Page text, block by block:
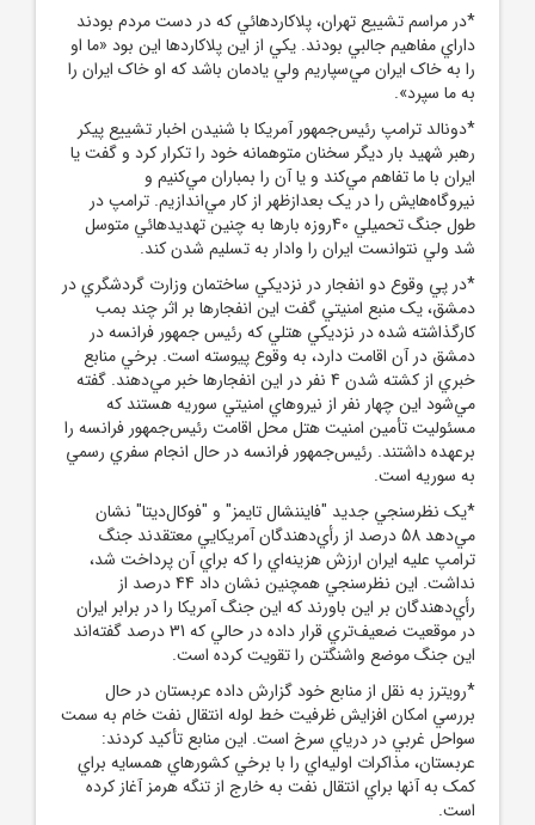
*در مراسم تشييع تهران، پلاکاردهائي که در دست مردم بودند
داراي مفاهيم جالبي بودند. يکي از اين پلاکاردها اين بود «ما او
را به خاک ايران مي‌سپاريم ولي يادمان باشد که او خاک ايران را
به ما سپرد».
*دونالد ترامپ رئيس‌جمهور آمريکا با شنيدن اخبار تشييع پيکر
رهبر شهيد بار ديگر سخنان متوهمانه خود را تکرار کرد و گفت يا
ايران با ما تفاهم مي‌کند و يا آن را بمباران مي‌کنيم و
نيروگاه‌هايش را در يک بعدازظهر از کار مي‌اندازيم. ترامپ در
طول جنگ تحميلي 40روزه بارها به چنين تهديدهائي متوسل
شد ولي نتوانست ايران را وادار به تسليم شدن کند.
*در پي وقوع دو انفجار در نزديکي ساختمان وزارت گردشگري در
دمشق، يک منبع امنيتي گفت اين انفجارها بر اثر چند بمب
کارگذاشته‌ شده در نزديکي هتلي که رئيس ‌جمهور فرانسه در
دمشق در آن اقامت دارد، به وقوع پيوسته است. برخي منابع
خبري از کشته شدن 4 نفر در اين انفجارها خبر مي‌دهند. گفته
مي‌شود اين چهار نفر از نيروهاي امنيتي سوريه هستند که
مسئوليت تأمين امنيت هتل محل اقامت رئيس‌جمهور فرانسه را
برعهده داشتند. رئيس‌جمهور فرانسه در حال انجام سفري رسمي
به سوريه است.
*يک نظرسنجي جديد "فايننشال تايمز" و "فوکال‌ديتا" نشان
مي‌دهد 58 درصد از رأي‌دهندگان آمريکايي معتقدند جنگ
ترامپ عليه ايران ارزش هزينه‌اي را که براي آن پرداخت شد،
نداشت. اين نظرسنجي همچنين نشان داد 44 درصد از
رأي‌دهندگان بر اين باورند که اين جنگ آمريکا را در برابر ايران
در موقعيت ضعيف‌تري قرار داده در حالي که 31 درصد گفته‌اند
اين جنگ موضع واشنگتن را تقويت کرده است.
*رويترز به نقل از منابع خود گزارش داده عربستان در حال
بررسي امکان افزايش ظرفيت خط لوله انتقال نفت خام به سمت
سواحل غربي در درياي سرخ است. اين منابع تأکيد کردند:
عربستان، مذاکرات اوليه‌اي را با برخي کشورهاي همسايه براي
کمک به آنها براي انتقال نفت به خارج از تنگه هرمز آغاز کرده
است.